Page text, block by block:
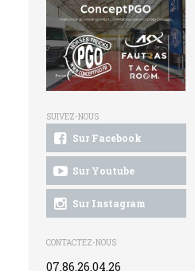
SUIVEZ-NOUS
Sur Facebook
Sur Youtube
Sur Instagram
CONTACTEZ-NOUS
07.86.26.04.26